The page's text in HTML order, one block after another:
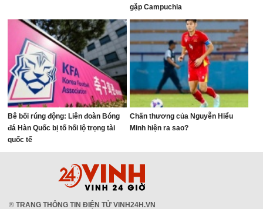
gặp Campuchia
Bê bối rúng động: Liên đoàn Bóng
đá Hàn Quốc bị tố hối lộ trọng tài
quốc tế
Chấn thương của Nguyễn Hiểu
Minh hiện ra sao?
® TRANG THÔNG TIN ĐIỆN TỬ VINH24H.VN